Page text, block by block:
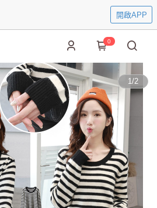
開啟APP
0
1/2